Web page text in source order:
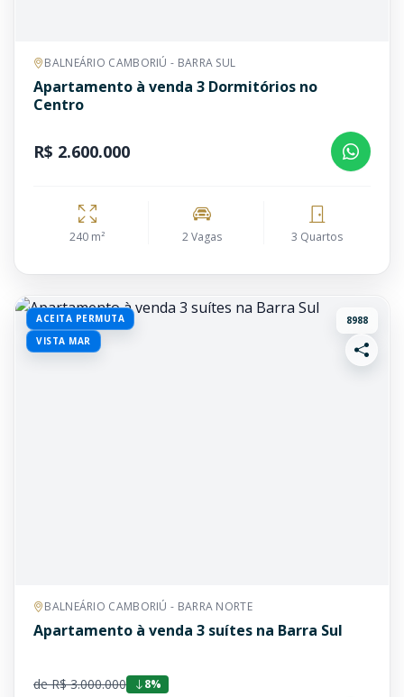
BALNEÁRIO CAMBORIÚ - BARRA SUL
Apartamento à venda 3 Dormitórios no
Centro
R$ 2.600.000
240 m² 2 Vagas 3 Quartos
ACEITA PERMUTA
VISTA MAR
8988
BALNEÁRIO CAMBORIÚ - BARRA NORTE
Apartamento à venda 3 suítes na Barra Sul
de R$ 3.000.000 8%